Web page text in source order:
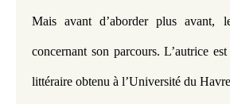
Mais avant d’aborder plus avant,
concernant son parcours. L’autrice
littéraire obtenu à l’Université du